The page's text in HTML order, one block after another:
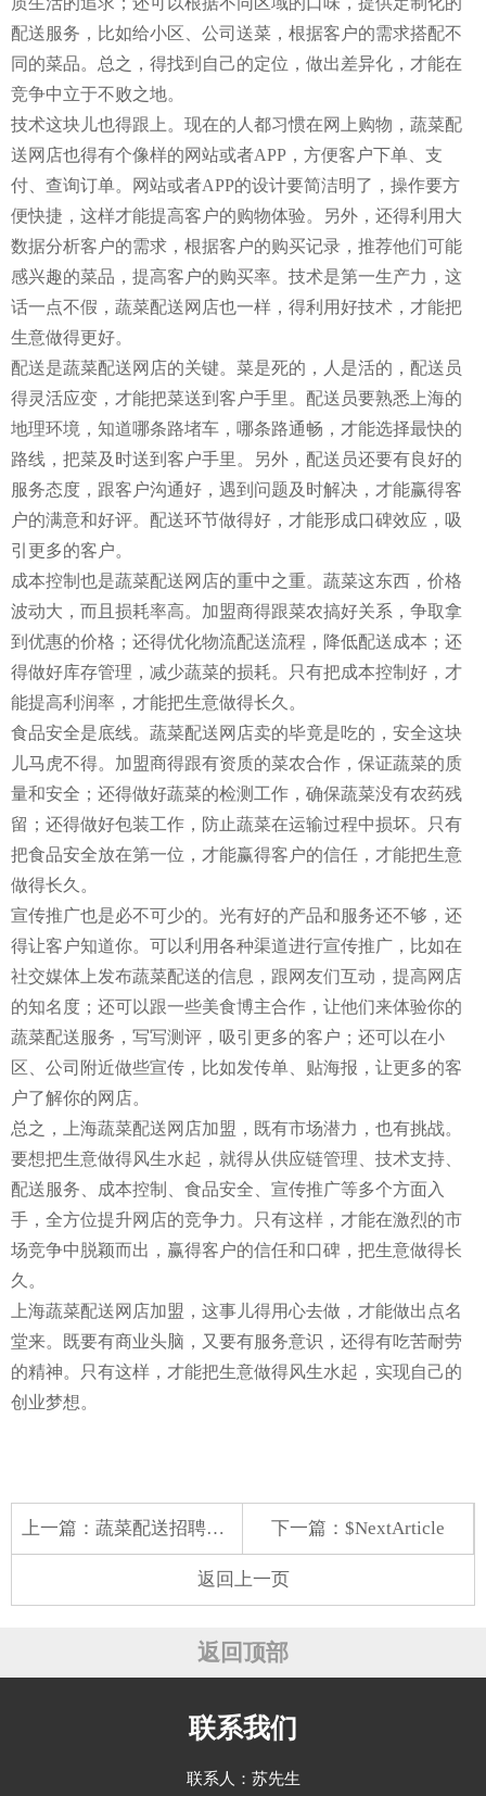
配送服务，比如给小区、公司送菜，根据客户的需求搭配不
同的菜品。总之，得找到自己的定位，做出差异化，才能在
竞争中立于不败之地。
技术这块儿也得跟上。现在的人都习惯在网上购物，蔬菜配
送网店也得有个像样的网站或者APP，方便客户下单、支
付、查询订单。网站或者APP的设计要简洁明了，操作要方
便快捷，这样才能提高客户的购物体验。另外，还得利用大
数据分析客户的需求，根据客户的购买记录，推荐他们可能
感兴趣的菜品，提高客户的购买率。技术是第一生产力，这
话一点不假，蔬菜配送网店也一样，得利用好技术，才能把
生意做得更好。
配送是蔬菜配送网店的关键。菜是死的，人是活的，配送员
得灵活应变，才能把菜送到客户手里。配送员要熟悉上海的
地理环境，知道哪条路堵车，哪条路通畅，才能选择最快的
路线，把菜及时送到客户手里。另外，配送员还要有良好的
服务态度，跟客户沟通好，遇到问题及时解决，才能赢得客
户的满意和好评。配送环节做得好，才能形成口碑效应，吸
引更多的客户。
成本控制也是蔬菜配送网店的重中之重。蔬菜这东西，价格
波动大，而且损耗率高。加盟商得跟菜农搞好关系，争取拿
到优惠的价格；还得优化物流配送流程，降低配送成本；还
得做好库存管理，减少蔬菜的损耗。只有把成本控制好，才
能提高利润率，才能把生意做得长久。
食品安全是底线。蔬菜配送网店卖的毕竟是吃的，安全这块
儿马虎不得。加盟商得跟有资质的菜农合作，保证蔬菜的质
量和安全；还得做好蔬菜的检测工作，确保蔬菜没有农药残
留；还得做好包装工作，防止蔬菜在运输过程中损坏。只有
把食品安全放在第一位，才能赢得客户的信任，才能把生意
做得长久。
宣传推广也是必不可少的。光有好的产品和服务还不够，还
得让客户知道你。可以利用各种渠道进行宣传推广，比如在
社交媒体上发布蔬菜配送的信息，跟网友们互动，提高网店
的知名度；还可以跟一些美食博主合作，让他们来体验你的
蔬菜配送服务，写写测评，吸引更多的客户；还可以在小
区、公司附近做些宣传，比如发传单、贴海报，让更多的客
户了解你的网店。
总之，上海蔬菜配送网店加盟，既有市场潜力，也有挑战。
要想把生意做得风生水起，就得从供应链管理、技术支持、
配送服务、成本控制、食品安全、宣传推广等多个方面入
手，全方位提升网店的竞争力。只有这样，才能在激烈的市
场竞争中脱颖而出，赢得客户的信任和口碑，把生意做得长
久。
上海蔬菜配送网店加盟，这事儿得用心去做，才能做出点名
堂来。既要有商业头脑，又要有服务意识，还得有吃苦耐劳
的精神。只有这样，才能把生意做得风生水起，实现自己的
创业梦想。
上一篇： 蔬菜配送招聘送菜人员 下一篇：$NextArticle
返回上一页
返回顶部
联系我们
联系人：苏先生